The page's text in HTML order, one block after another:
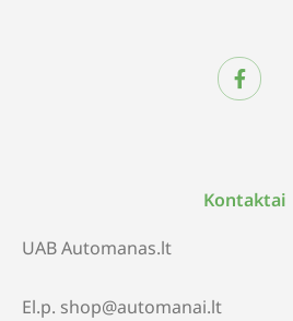
Kontaktai
UAB Automanas.lt
El.p. shop@automanai.lt